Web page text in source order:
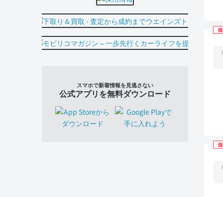
スマホで新着情報を見逃さない
公式アプリを無料ダウンロード